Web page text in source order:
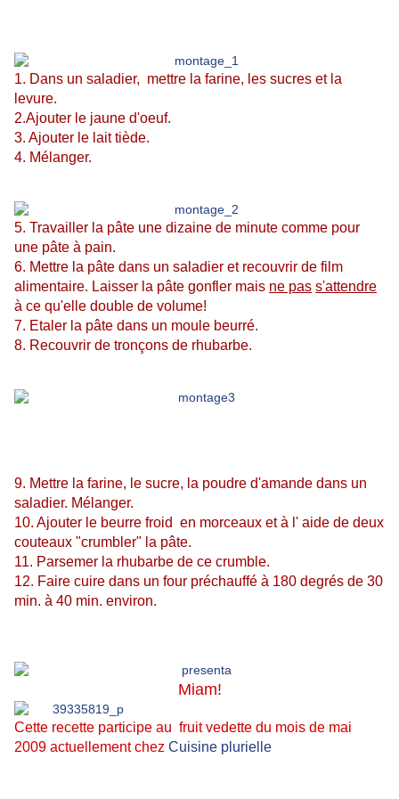
1. Dans un saladier, mettre la farine, les sucres et la
levure.
2.Ajouter le jaune d'oeuf.
3. Ajouter le lait tiède.
4. Mélanger.
5. Travailler la pâte une dizaine de minute comme pour
une pâte à pain.
6. Mettre la pâte dans un saladier et recouvrir de film
alimentaire. Laisser la pâte gonfler mais ne pas s'attendre
à ce qu'elle double de volume!
7. Etaler la pâte dans un moule beurré.
8. Recouvrir de tronçons de rhubarbe.
9. Mettre la farine, le sucre, la poudre d'amande dans un
saladier. Mélanger.
10. Ajouter le beurre froid en morceaux et à l' aide de deux
couteaux "crumbler" la pâte.
11. Parsemer la rhubarbe de ce crumble.
12. Faire cuire dans un four préchauffé à 180 degrés de 30
min. à 40 min. environ.
Miam!
Cette recette participe au fruit vedette du mois de mai
2009 actuellement chez Cuisine plurielle